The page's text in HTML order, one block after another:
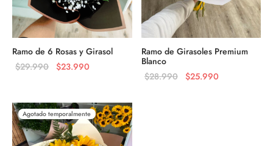
Ramo de 6 Rosas y Girasol
$29.990
El precio
$29.990.
$23.990
Ramo de Girasoles Premium
Blanco
$28.990
El precio
$25.990
Agotado temporalmente